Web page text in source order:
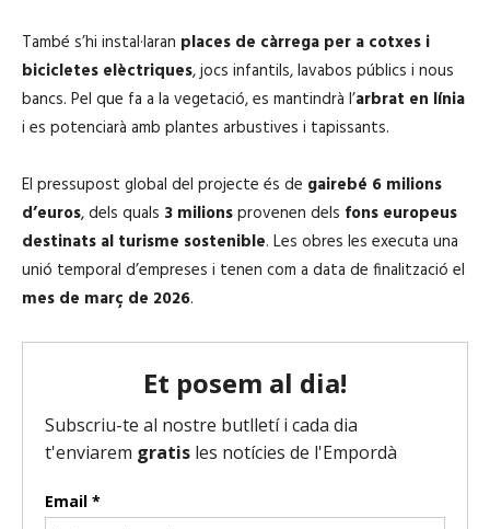
També s’hi instal·laran places de càrrega per a cotxes i
bicicletes elèctriques, jocs infantils, lavabos públics i nous
bancs. Pel que fa a la vegetació, es mantindrà l’arbrat en línia
i es potenciarà amb plantes arbustives i tapissants.
El pressupost global del projecte és de gairebé 6 milions
d’euros, dels quals 3 milionsprovenen dels fons europeus
destinats al turisme sostenible. Les obres les executa una
unió temporal d’empreses i tenen com a data de finalització el
mes de març de 2026.